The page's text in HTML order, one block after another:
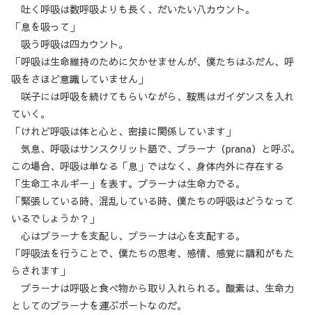
吐く呼吸は数呼吸よりも長く、だいたい八カウント。
「息を吸って」
吸う呼吸は四カウント。
「呼吸は生命維持のために欠かせませんが、僕たちはふだん、呼
吸をさほど意識していません」
咲子には呼吸を続けてもらいながら、鞍馬はガイダンスを入れ
ていく。
「けれど呼吸は体と心と、密接に関係しています」
気息、呼吸はサンスクリット語で、プラーナ（prana）と呼ぶ。
この場合、呼吸は単なる「息」ではなく、身体内外に存在する
「生命工ネルギー」を表す。プラーナは生命力でる。
「緊張している時、混乱している時、僕たちの呼吸はどうなって
いるでしょうか？」
心はプラーナを支配し、プラーナは心を支配する。
「呼吸法を行うことで、僕たちの思考、感情、感覚に調和がもた
らされます」
プラーナは呼吸と食べ物から取り入れられる。酸素は、生命力
としてのプラーナを運ぶボートなのだ。